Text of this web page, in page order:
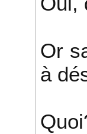
Or
à